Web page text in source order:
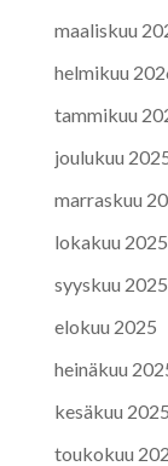
maaliskuu
helmikuu
tammikuu
joulukuu
marraskuu
lokakuu 2025
syyskuu 2025
elokuu 2025
heinäkuu
kesäkuu 2025
toukokuu